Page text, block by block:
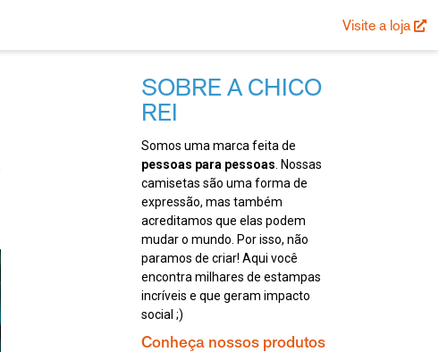
Visite a loja
SOBRE A CHICO
REI
Somos uma marca feita de
pessoas para pessoas . Nossas
camisetas são uma forma de
expressão, mas também
acreditamos que elas podem
mudar o mundo. Por isso, não
paramos de criar! Aqui você
encontra milhares de estampas
incríveis e que geram impacto
social ;)
Conheça nossos produtos